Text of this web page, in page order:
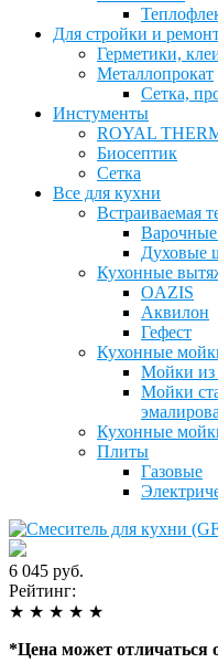
Для стройки и
Герметики,
Металлопрокат
Сетка,
Инстументы
ROYAL
Биосептик
Сетка
Все для кухни
Встраиваемая
Духовые
Кухонные
OAZIS
Аквилон
Гефест
Кухонные
Мойки из
Мойки
Кухонные
Плиты
Газовые
6 045 руб.
Рейтинг:
★ ★ ★ ★ ★
*Цена может отличаться